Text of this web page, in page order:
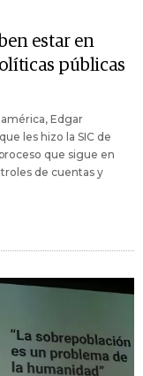
estar en
públicas
Edgar
les hizo la SIC de
que sigue en
de cuentas y